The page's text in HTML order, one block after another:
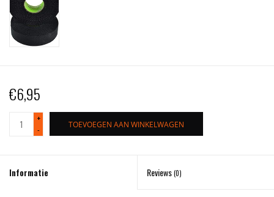
€6,95
+
-
TOEVOEGEN AAN WINKELWAGEN
Informatie Reviews(0)